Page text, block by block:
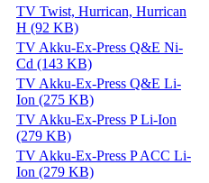
TV Twist, Hurrican, Hurrican
H (92 KB)
TV Akku-Ex-Press Q&E Ni-
Cd (143 KB)
TV Akku-Ex-Press Q&E Li-
Ion (275 KB)
TV Akku-Ex-Press P Li-Ion
(279 KB)
TV Akku-Ex-Press P ACC Li-
Ion (279 KB)